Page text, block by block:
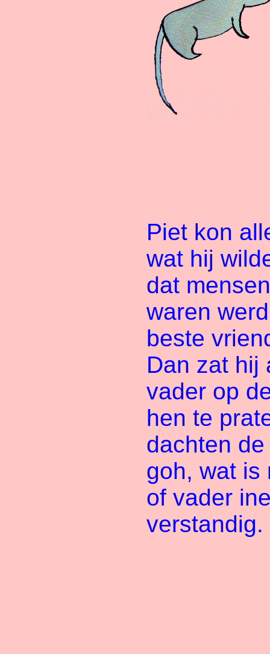
Piet kon
wat hij
dat
waren
beste
Dan zat hij
vader op
hen te
dachten
goh, wat is
of vader
verstandig.